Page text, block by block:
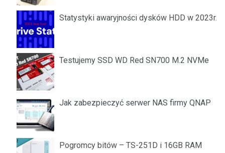
Statystyki awaryjności dysków HDD w 2023r.
Testujemy SSD WD Red SN700 M.2 NVMe
Jak zabezpieczyć serwer NAS firmy QNAP
Pogromcy bitów – TS-251D i 16GB RAM